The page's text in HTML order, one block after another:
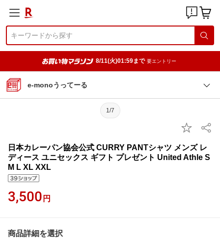
8/11(火)01:59まで 要エントリー
e-monoうってーる
1/7
日本カレーパン協会公式 CURRY PANTシャツ メンズ レ
ディース ユニセックス ギフト プレゼント United Athle S
M L XL XXL
3,500 円
商品詳細を選択